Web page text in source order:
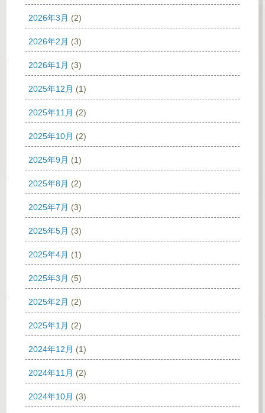
2026年3月 (2)
2026年2月 (3)
2026年1月 (3)
2025年12月 (1)
2025年11月 (2)
2025年10月 (2)
2025年9月 (1)
2025年8月 (2)
2025年7月 (3)
2025年5月 (3)
2025年4月 (1)
2025年3月 (5)
2025年2月 (2)
2025年1月 (2)
2024年12月 (1)
2024年11月 (2)
2024年10月 (3)